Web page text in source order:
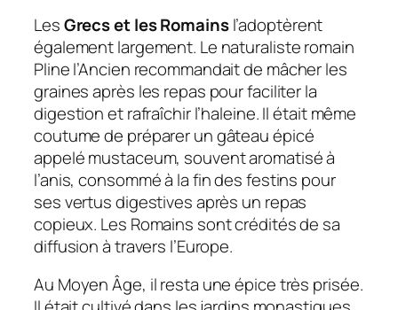
LesGrecs et les Romainsl’adoptèrent
également largement. Le naturaliste romain
Pline l’Ancien recommandait de mâcher les
graines après les repas pour faciliter la
digestion et rafraîchir l’haleine. Il était même
coutume de préparer un gâteau épicé
appelé mustaceum, souvent aromatisé à
l’anis, consommé à la fin des festins pour
ses vertus digestives après un repas
copieux. Les Romains sont crédités de sa
diffusion à travers l’Europe.
Au Moyen Âge, il resta une épice très prisée.